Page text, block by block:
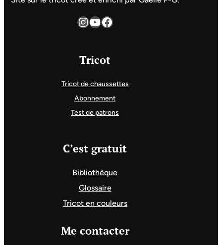
InstagramYouTube Facebook
Tricot
Tricot de chaussettes
Abonnement
Test de patrons
C’est gratuit
Bibliothèque
Glossaire
Tricot en couleurs
Me contacter